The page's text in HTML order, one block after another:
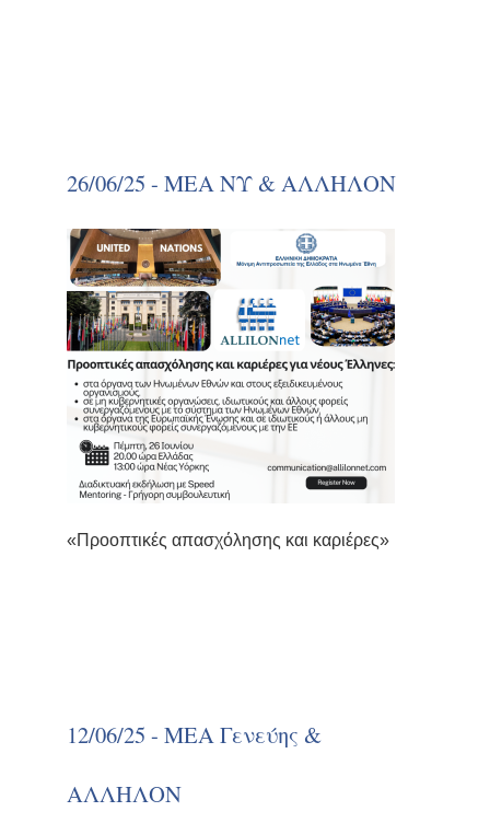
26/06/25 - ΜΕΑ ΝΥ & ΑΛΛΗΛΟΝ
«Προοπτικές απασχόλησης και καριέρες»
12/06/25 - ΜΕΑ Γενεύης &
ΑΛΛΗΛΟΝ